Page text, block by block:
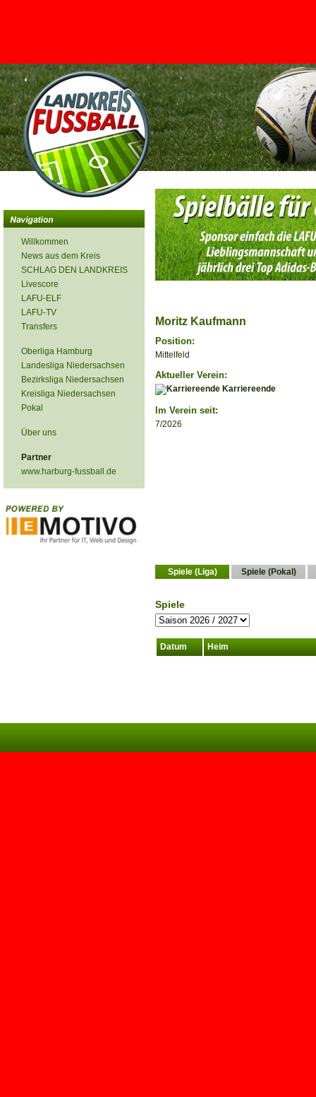
<
Willkommen
News aus dem Kreis
SCHLAG DEN LANDKREIS
Livescore
LAFU-ELF
LAFU-TV
Transfers
Oberliga Hamburg
Landesliga Niedersachsen
Bezirksliga Niedersachsen
Kreisliga Niedersachsen
Pokal
Über uns
Partner
www.harburg-fussball.de
Moritz Kaufmann
Position:
Mittelfeld
Aktueller Verein:
Karriereende
Im Verein seit:
7/2026
Spiele (Liga) Spiele (Pokal)
Spiele
Datum Heim